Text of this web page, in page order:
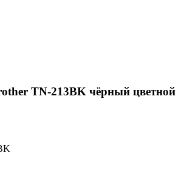
TN-213BK чёрный цветной